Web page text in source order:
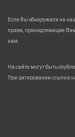
Если Вы обнаружили на
права, принадлежащие
нам.
На сайте могут быть
При цитировании ссылка